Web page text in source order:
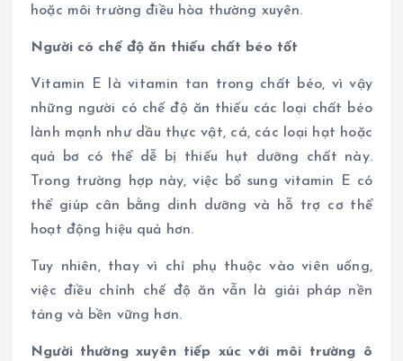
hoặc môi trường điều hòa thường xuyên.
Người có chế độ ăn thiếu chất béo tốt
Vitamin E là vitamin tan trong chất béo, vì vậy
những người có chế độ ăn thiếu các loại chất béo
lành mạnh như dầu thực vật, cá, các loại hạt hoặc
quả bơ có thể dễ bị thiếu hụt dưỡng chất này.
Trong trường hợp này, việc bổ sung vitamin E có
thể giúp cân bằng dinh dưỡng và hỗ trợ cơ thể
hoạt động hiệu quả hơn.
Tuy nhiên, thay vì chỉ phụ thuộc vào viên uống,
việc điều chỉnh chế độ ăn vẫn là giải pháp nền
tảng và bền vững hơn.
Người thường xuyên tiếp xúc với môi trường ô